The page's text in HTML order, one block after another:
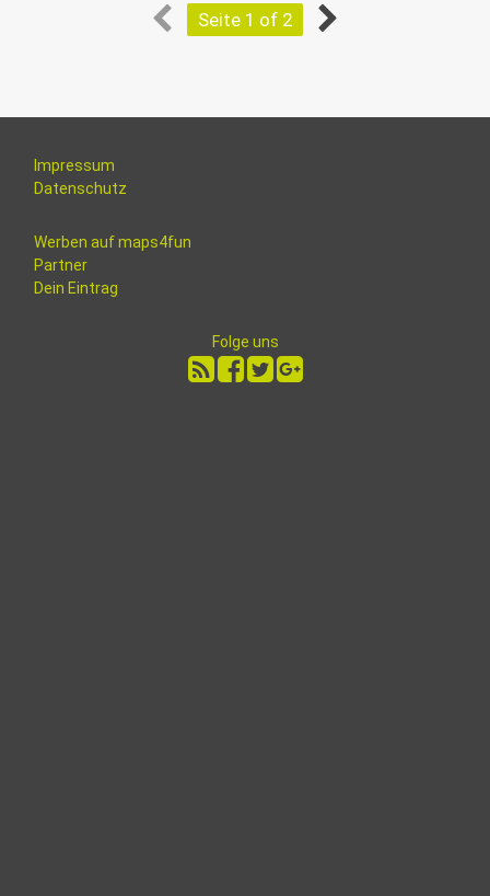
Seite 1 of 2
Impressum
Datenschutz
Werben auf maps4fun
Partner
Dein Eintrag
Folge uns